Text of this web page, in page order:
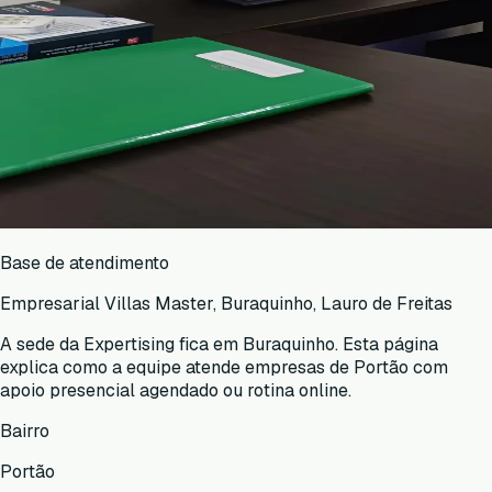
Base de atendimento
Empresarial Villas Master, Buraquinho, Lauro de Freitas
A sede da Expertising fica em Buraquinho. Esta página
explica como a equipe atende empresas de Portão com
apoio presencial agendado ou rotina online.
Bairro
Portão